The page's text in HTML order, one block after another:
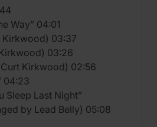
Way” 04:01
Kirkwood) 03:37
Kirkwood) 03:26
Kirkwood) 02:56
04:23
Sleep Last Night”
by Lead Belly) 05:08